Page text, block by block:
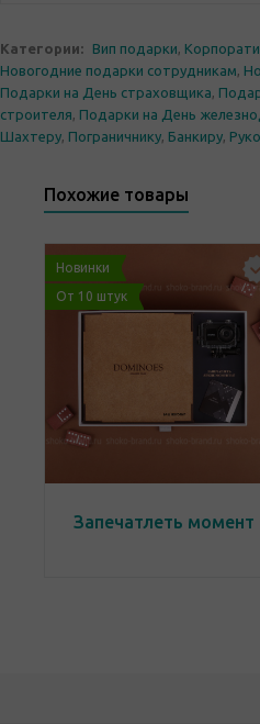
Категории: Вип подарки,
Новогодние подарки сотрудникам,
Подарки на День страховщика,
строителя, Подарки на День
Шахтеру, Пограничнику, Банкиру,
Похожие товары
Новинки
От 10 штук
Запечатлеть момент